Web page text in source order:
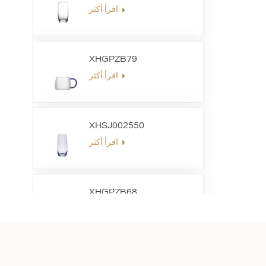
XHGPZB79
XHSJ002550
XHGPZB68